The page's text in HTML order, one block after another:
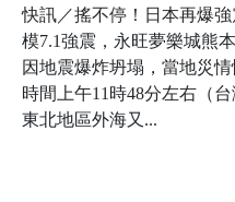
快訊／搖不停！日本再爆
模7.1強震，永旺夢樂城熊
因地震爆炸坍塌，當地災
時間上午11時48分左右（
東北地區外海又...